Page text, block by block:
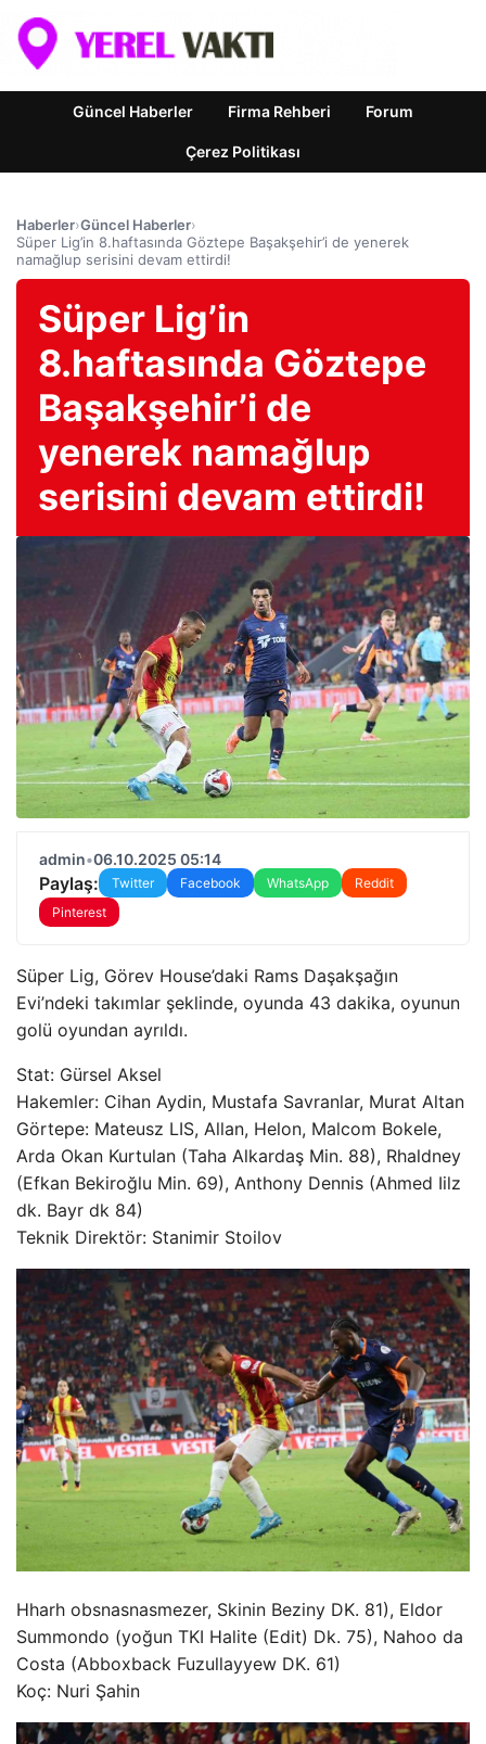
Güncel Haberler Firma Rehberi Forum
Çerez Politikası
Haberler›Güncel Haberler›
Süper Lig’in 8.haftasında Göztepe Başakşehir’i de yenerek
namağlup serisini devam ettirdi!
Süper Lig’in
8.haftasında Göztepe
Başakşehir’i de
yenerek namağlup
serisini devam ettirdi!
admin•06.10.2025 05:14
Paylaş: Twitter Facebook WhatsApp
Reddit
Pinterest
Süper Lig, Görev House’daki Rams Daşakşağın
Evi’ndeki takımlar şeklinde, oyunda 43 dakika, oyunun
golü oyundan ayrıldı.
Stat: Gürsel Aksel
Hakemler: Cihan Aydin, Mustafa Savranlar, Murat Altan
Görtepe: Mateusz LIS, Allan, Helon, Malcom Bokele,
Arda Okan Kurtulan (Taha Alkardaş Min. 88), Rhaldney
(Efkan Bekiroğlu Min. 69), Anthony Dennis (Ahmed Iilz
dk. Bayr dk 84)
Teknik Direktör: Stanimir Stoilov
Hharh obsnasnasmezer, Skinin Beziny DK. 81), Eldor
Summondo (yoğun TKI Halite (Edit) Dk. 75), Nahoo da
Costa (Abboxback Fuzullayyew DK. 61)
Koç: Nuri Şahin